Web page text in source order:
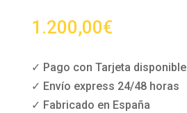
1.200,00€
✓ Pago con Tarjeta disponible
✓ Envío express 24/48 horas
✓ Fabricado en España